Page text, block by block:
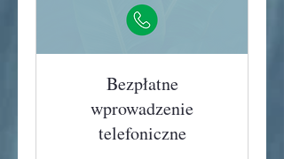
Bezpłatne
wprowadzenie
telefoniczne